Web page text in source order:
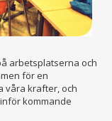
arbetsplatserna och
för en
våra krafter, och
kommande